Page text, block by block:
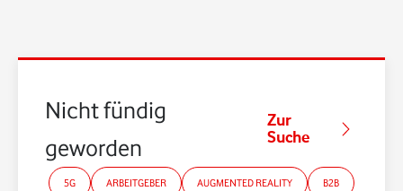
Nicht fündig
geworden?
Zur
Suche
5G ARBEITGEBER AUGMENTED REALITY B2B